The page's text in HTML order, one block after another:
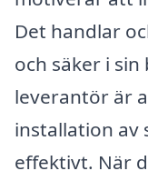
Det handlar
och säker i
leverantör är
installation av
effektivt. När